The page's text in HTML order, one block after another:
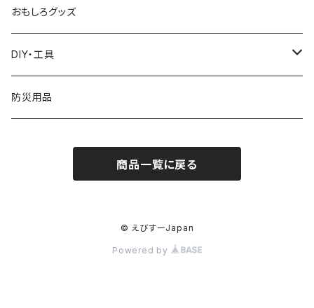
掃除機
加湿器
お風呂用品
椅子
扇風機
修理工具
帽子
作業服
バッグ
DIY用品
ベビーバス
トイレ用品
おもしろグッズ
DIY・工具
測定工具
防災用品
商品一覧に戻る
© えびすーJapan
Powered by